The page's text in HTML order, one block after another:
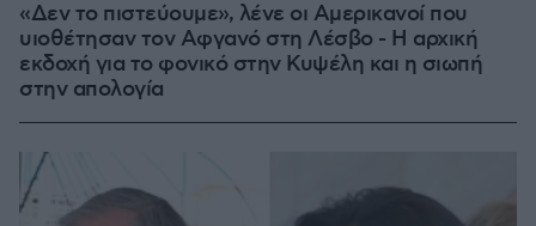
«Δεν το πιστεύουμε», λένε οι Αμερικανοί που
υιοθέτησαν τον Αφγανό στη Λέσβο - Η αρχική
εκδοχή για το φονικό στην Κυψέλη και η σιωπή
στην απολογία